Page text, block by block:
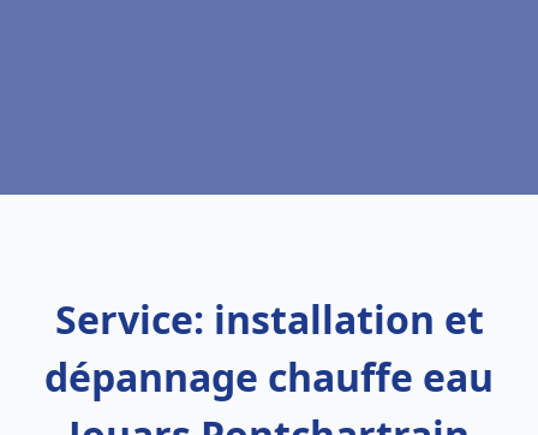
Service: installation et
dépannage chauffe eau